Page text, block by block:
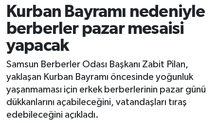
Kurban Bayramı nedeniyle
berberler pazar mesaisi
yapacak
Samsun Berberler Odası Başkanı Zabit Pilan,
yaklaşan Kurban Bayramı öncesinde yoğunluk
yaşanmaması için erkek berberlerinin pazar günü
dükkanlarını açabileceğini, vatandaşları tıraş
edebileceğini açıkladı.
Rize Jandarma Komutanlığı
Bilim Teknoloji
Bölge
Advertising news
Canlı Maç
Süper Lig Puan Durumu ve Fikstür
Tüm Manşetler
Son Dakika Haberleri
Haber Arşivi